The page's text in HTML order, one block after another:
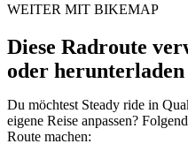
WEITER MIT BIKEMAP
Diese Radroute
oder herunterladen
Du möchtest Steady ride in
eigene Reise anpassen?
Route machen: